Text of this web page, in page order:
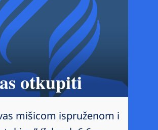
otkupiti
mišicom ispruženom i